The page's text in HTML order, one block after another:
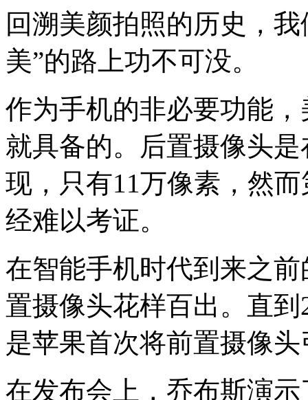
回溯美颜拍照的历史，
美”的路上功不可没。
作为手机的非必要功能
就具备的。后置摄像头是
现，只有11万像素，然
经难以考证。
在智能手机时代到来之
置摄像头花样百出。直到
是苹果首次将前置摄像头
在发布会上，乔布斯演示